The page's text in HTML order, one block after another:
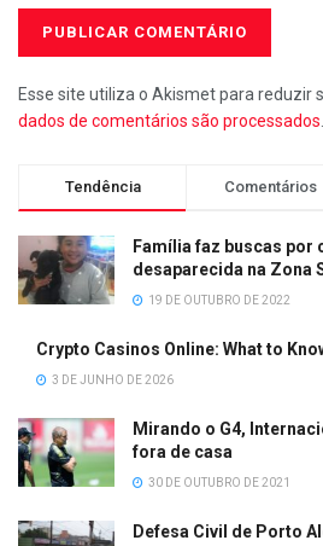
Esse site utiliza o Akismet para reduzir
dados de comentários são processados
Tendência Comentários
Família faz buscas por
desaparecida na Zona
19 DE OUTUBRO DE 2022
Crypto Casinos Online: What to
3 DE JUNHO DE 2026
Mirando o G4,
fora de casa
30 DE OUTUBRO DE 2021
Defesa Civil de Porto